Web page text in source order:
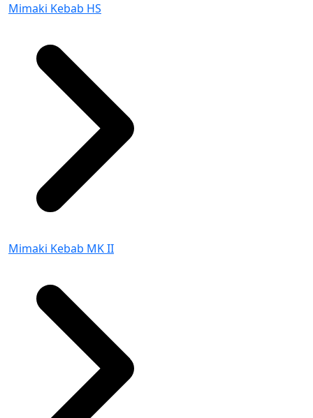
Mimaki Kebab HS
Mimaki Kebab MK II